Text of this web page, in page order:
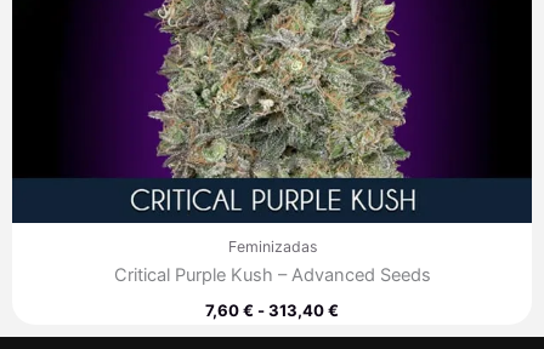
Feminizadas
Critical Purple Kush – Advanced Seeds
7,60€-313,40€